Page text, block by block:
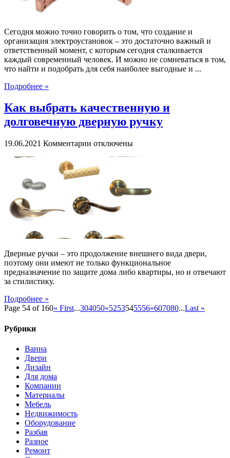
Сегодня можно точно говорить о том, что создание и
организация электроустановок – это достаточно важный и
ответственный момент, с которым сегодня сталкивается
каждый современный человек. И можно не сомневаться в том,
что найти и подобрать для себя наиболее выгодные и ...
Подробнее »
Как выбрать качественную и
долговечную дверную ручку
19.06.2021 Комментарии к
выбрать
качественную
долговечную
дверную
отключены
Дверные ручки – это продолжение внешнего вида двери,
поэтому они имеют не только функциональное
предназначение по защите дома либо квартиры, но и отвечают
за стилистику.
Подробнее »
Page 54 of 160« First...304050«5253545556»607080...Last »
Рубрики
Ванна
Двери
Дизайн
Для дома
Компании
Материалы
Мебель
Недвижимость
Оборудование
Разбав
Разное
Ремонт